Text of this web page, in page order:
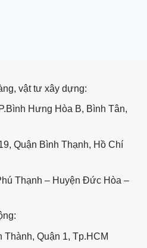
vật tư xây dựng:
Hưng Hòa B, Bình Tân,
Quận Bình Thạnh, Hồ Chí
Thạnh – Huyện Đức Hòa –
Thành, Quận 1, Tp.HCM